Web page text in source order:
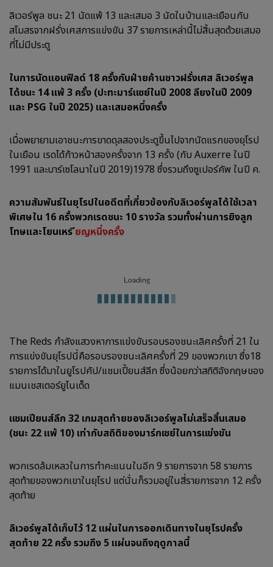
ลิเวอร์พูล ชนะ 21 นัดแพ้ 13 และเสมอ 3 นัดในบ้านและเยือนกับ
สโมสรจากฝรั่งเศสการแข่งขัน 37 รายการเหล่านี้ไม่สิ้นสุดด้วยเสมอ
ที่ไม่มีประตู
ในการนัดแอนฟิลด์ 18 ครั้งกับฝ่ายค้านชาวฝรั่งเศส ลิเวอร์พูล
ได้ชนะ 14 แพ้ 3 ครั้ง (ปะทะมาร์แซย์ในปี 2008 ลียงในปี 2009
และ PSG ในปี 2025) และเสมอหนึ่งครั้ง
เมื่อพยายามเอาชนะการขาดดุลสองประตูขึ้นไปจากนัดแรกของยุโรป
ในเยือน เรดได้ก้าวหน้าสองครั้งจาก 13 ครั้ง (กับ Auxerre ในปี
1991 และบาร์เซโลนาในปี 2019)1978 ซึ่งรวมถึงซูเปอร์คัพ ในปี ค.
ความสัมพันธ์ในยุโรปในอดีตที่เกี่ยวข้องกับลิเวอร์พูลได้ใช้เวลา
พิเศษใน 16 ครั้งพวกเรดชนะ 10 รางวัล รวมทั้งผ่านการยิงลูก
โทษและโยนเหรียญหนึ่งครั้ง
Loading
The Reds กำลังแสวงหาการแข่งขันรอบรองชนะเลิศครั้งที่ 21 ใน
การแข่งขันยุโรปนี่คือรอบรองชนะเลิศครั้งที่ 29 ของพวกเขา ซึ่ง18
รายการได้มาในยูโรปคัป/แชมเปี้ยนส์ลีก ซึ่งน้อยกว่าสถิติอังกฤษของ
แมนเชสเตอร์ยูไนเต็ด
แชมเปียนส์ลีก 32 เกมสุดท้ายของลิเวอร์พูลไม่เสร็จสิ้นเสมอ
(ชนะ 22 แพ้ 10) เท่ากับสถิติของมาร์กเซย์ในการแข่งขัน
พวกเรดล้มเหลวในการทำคะแนนในอีก 9 รายการจาก 58 รายการ
สุดท้ายของพวกเขาในยุโรป แต่นั่นก็รวมอยู่ในสี่รายการจาก 12 ครั้ง
สุดท้าย
ลิเวอร์พูลได้เก็บไว้ 12 แผ่นในการออกเดินทางในยุโรปครั้ง
สุดท้าย 22 ครั้ง รวมถึง 5 แผ่นจนถึงฤดูกาลนี้